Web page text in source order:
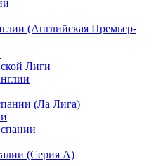
(Английская Премьер-
Лиги
(Ла Лига)
(Серия А)